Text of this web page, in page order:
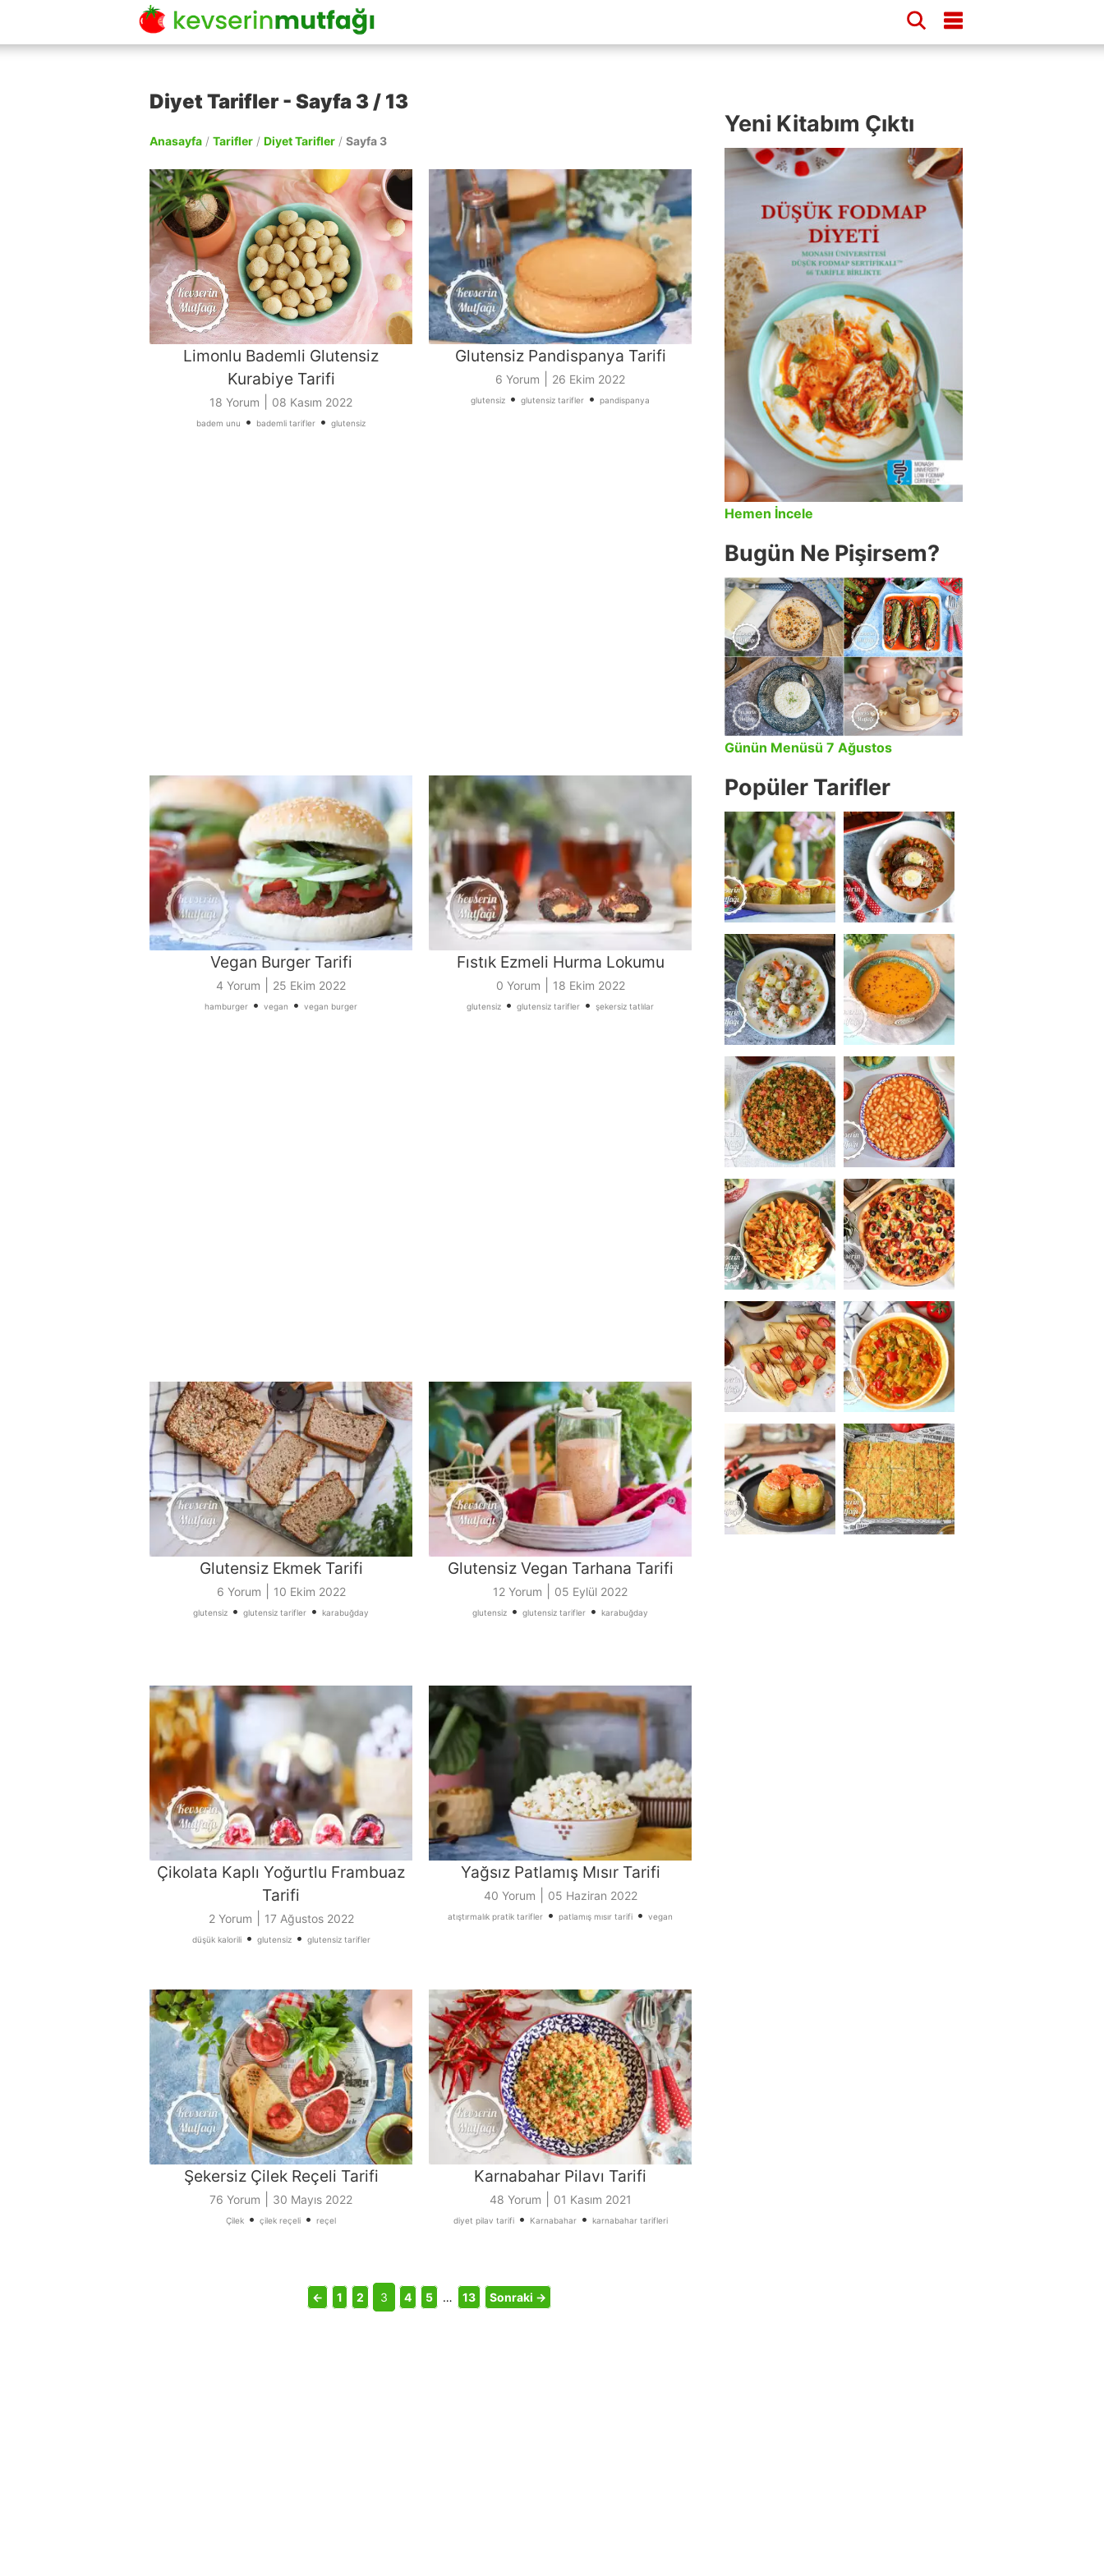
Diyet Tarifler - Sayfa 3 / 13
Anasayfa / Tarifler / Diyet Tarifler / Sayfa 3
Limonlu Bademli Glutensiz
Kurabiye Tarifi
18 Yorum 08 Kasım 2022
badem unu • bademli tarifler • glutensiz
Glutensiz Pandispanya Tarifi
6 Yorum 26 Ekim 2022
glutensiz • glutensiz tarifler • pandispanya
Vegan Burger Tarifi
4 Yorum 25 Ekim 2022
hamburger • vegan • vegan burger
Fıstık Ezmeli Hurma Lokumu
0 Yorum 18 Ekim 2022
glutensiz • glutensiz tarifler • şekersiz tatlılar
Glutensiz Ekmek Tarifi
6 Yorum 10 Ekim 2022
glutensiz • glutensiz tarifler • karabuğday
Glutensiz Vegan Tarhana Tarifi
12 Yorum 05 Eylül 2022
glutensiz • glutensiz tarifler • karabuğday
Çikolata Kaplı Yoğurtlu Frambuaz
Tarifi
2 Yorum 17 Ağustos 2022
düşük kalorili• glutensiz• glutensiz tarifler
Yağsız Patlamış Mısır Tarifi
40 Yorum 05 Haziran 2022
atıştırmalık pratik tarifler • patlamış mısır tarifi • vegan
Şekersiz Çilek Reçeli Tarifi
76 Yorum 30 Mayıs 2022
Çilek • çilek reçeli • reçel
Karnabahar Pilavı Tarifi
48 Yorum 01 Kasım 2021
diyet pilav tarifi• Karnabahar• karnabahar tarifleri
← 1 2 3 4 5 … 13 Sonraki →
Yeni Kitabım Çıktı
Hemen İncele
Bugün Ne Pişirsem?
Günün Menüsü 7 Ağustos
Popüler Tarifler